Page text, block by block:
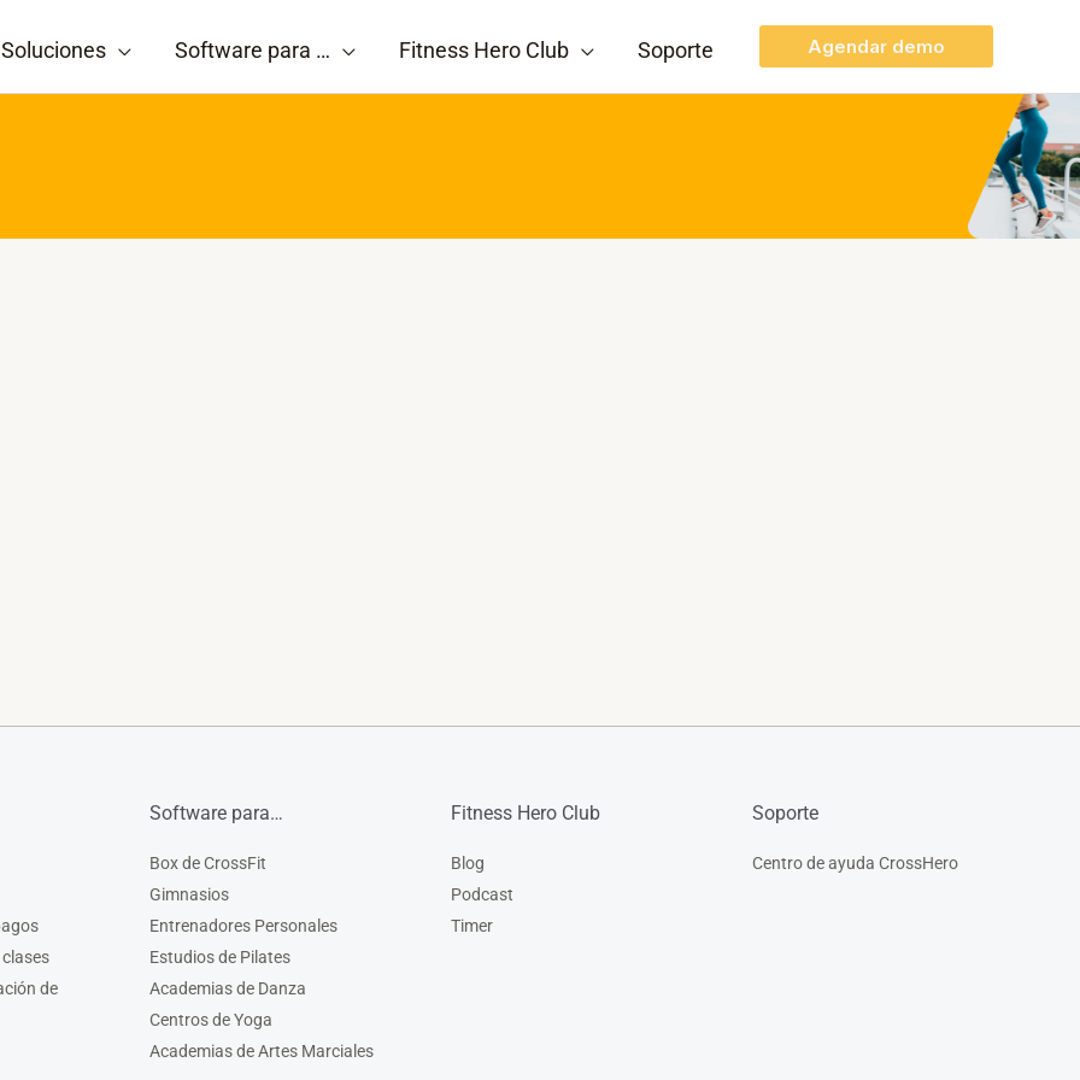
Soluciones Software para … Fitness Hero Club Soporte Agendar demo
de
Software para…
Box de CrossFit
Gimnasios
Entrenadores Personales
Estudios de Pilates
Academias de Danza
Centros de Yoga
Academias de Artes Marciales
Fitness Hero Club
Blog
Podcast
Timer
Soporte
Centro de ayuda CrossHero